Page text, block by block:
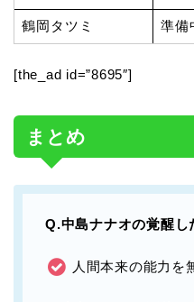
鶴岡タツミ 準備
[the_ad id=”8695″]
まとめ
Q.中島ナナオの覚醒し
人間本来の能力を